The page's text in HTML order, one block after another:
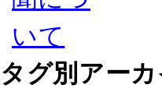
タグ別アー